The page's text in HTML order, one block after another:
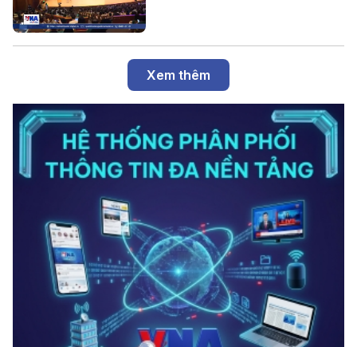
Xem thêm